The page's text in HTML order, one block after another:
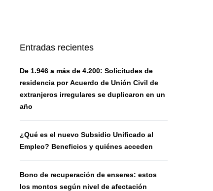
Entradas recientes
De 1.946 a más de 4.200: Solicitudes de
residencia por Acuerdo de Unión Civil de
extranjeros irregulares se duplicaron en un
año
¿Qué es el nuevo Subsidio Unificado al
Empleo? Beneficios y quiénes acceden
Bono de recuperación de enseres: estos
los montos según nivel de afectación